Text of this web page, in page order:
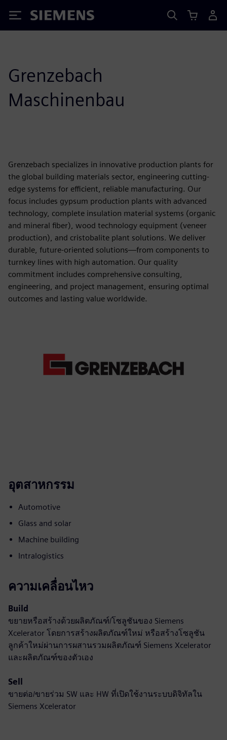
Siemens
Grenzebach
Maschinenbau
Grenzebach specializes in innovative production plants for
the global building materials sector, engineering cutting-
edge systems for efficient, reliable manufacturing. Our
focus includes gypsum production plants with advanced
technology, complete insulation material systems (organic
and mineral fiber), wood technology equipment (veneer
production), and cristobalite plant solutions. We deliver
durable, future-oriented solutions—from components to
turnkey lines with high automation. Our quality
commitment includes comprehensive consulting,
engineering, and project management, ensuring optimal
outcomes and lasting value worldwide.
อุตสาหกรรม
Automotive
Glass and solar
Machine building
Intralogistics
ความเคลื่อนไหว
Build
ขยายหรือสร้างด้วยผลิตภัณฑ์/โซลูชันของ Siemens
Xcelerator โดยการสร้างผลิตภัณฑ์ใหม่ หรือสร้างโซลูชัน
ลูกค้าใหม่ผ่านการผสานรวมผลิตภัณฑ์ Siemens Xcelerator
และผลิตภัณฑ์ของตัวเอง
Sell
ขายต่อ/ขายร่วม SW และ HW ที่เปิดใช้งานระบบดิจิทัลใน
Siemens Xcelerator